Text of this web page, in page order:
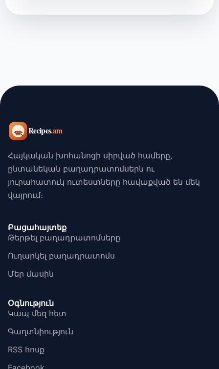
Հայկական խոհանոցի սիրված համերը,
ընտանեկան բաղադրատոմսերն ու
յուրահատուկ ուտեստները հավաքված են մեկ
վայրում։
Բացահայտեք
Թերթել բաղադրատոմսերը
Ուղարկել բաղադրատոմս
Մեր մասին
Օգնություն
Կապ մեզ հետ
Գաղտնիություն
RSS հոսք